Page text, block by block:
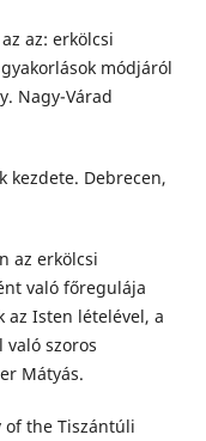
az: erkölcsi
módjáról
Nagy-Várad
kezdete. Debrecen,
az erkölcsi
való főregulája
az Isten lételével, a
való szoros
Mátyás.
of the Tiszántúli